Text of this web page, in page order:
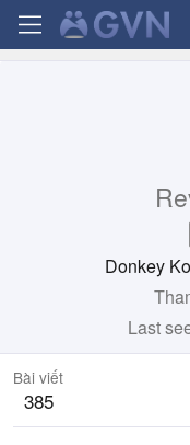
Donkey
Last
Bài viết
385